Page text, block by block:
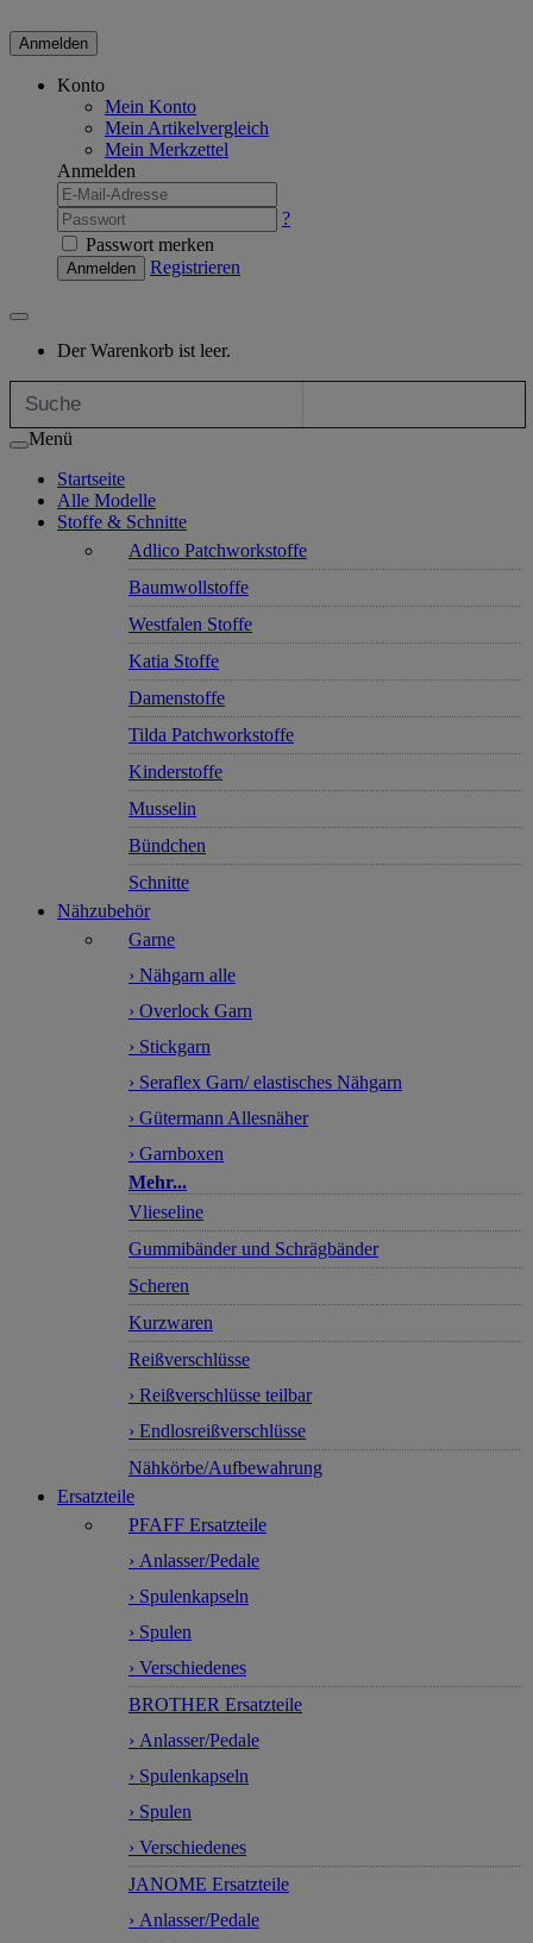
Anmelden
Konto
Mein Konto
Mein Artikelvergleich
Mein Merkzettel
Anmelden
?
Passwort merken
Anmelden Registrieren
Der Warenkorb ist leer.
Menü
Startseite
Alle Modelle
Stoffe & Schnitte
Adlico Patchworkstoffe
Baumwollstoffe
Westfalen Stoffe
Katia Stoffe
Damenstoffe
Tilda Patchworkstoffe
Kinderstoffe
Musselin
Bündchen
Schnitte
Nähzubehör
Garne
› Nähgarn alle
› Overlock Garn
› Stickgarn
› Seraflex Garn/ elastisches Nähgarn
› Gütermann Allesnäher
› Garnboxen
Mehr...
Vlieseline
Gummibänder und Schrägbänder
Scheren
Kurzwaren
Reißverschlüsse
› Reißverschlüsse teilbar
› Endlosreißverschlüsse
Nähkörbe/Aufbewahrung
Ersatzteile
PFAFF Ersatzteile
› Anlasser/Pedale
› Spulenkapseln
› Spulen
› Verschiedenes
BROTHER Ersatzteile
› Anlasser/Pedale
› Spulenkapseln
› Spulen
› Verschiedenes
JANOME Ersatzteile
› Anlasser/Pedale